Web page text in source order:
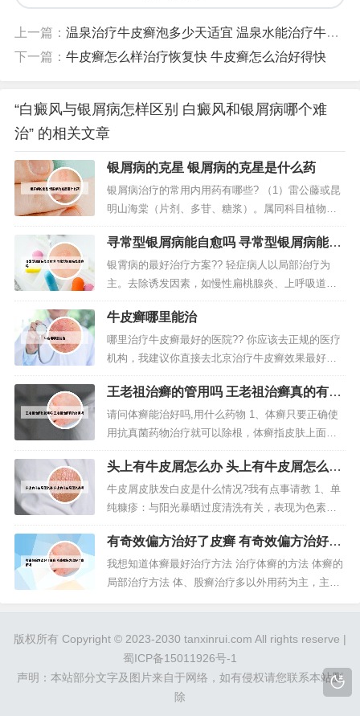
上一篇： 温泉治疗牛皮癣泡多少天适宜 温泉水能治疗牛皮癣吗
下一篇： 牛皮癣怎么样治疗恢复快 牛皮癣怎么治好得快
“白癜风与银屑病怎样区别 白癜风和银屑病哪个难
治” 的相关文章
银屑病的克星 银屑病的克星是什么药
银屑病治疗的常用内用药有哪些? （1）雷公藤或昆
明山海棠（片剂、多苷、糖浆）。属同科目植物，
适用于泛发性地图状、脓疱型、关节型银屑病。
（2）复方青黛胶囊（丸）。甲氨蝶呤是全身治疗银
屑病的标准用药，但治疗量与中毒量很接近，开始
剂量宜小。可以口服、肌内注射、皮下注射或静脉
注射。维A酸类药 单独服用或联合...
寻常型银屑病能自愈吗 寻常型银屑病能自
愈吗
银霄病的最好治疗方案?? 轻症病人以局部治疗为
主。去除诱发因素，如慢性扁桃腺炎、上呼吸道感
染。有明显瘙痒者，可给予抗组胺类药口服。治疗
方法进行期银屑病的治疗，如有扁桃腺炎或上呼吸
道感染，首选青霉素治疗。方法一：外用药。如果
人们在患上银屑病的初期阶段，其发病面积并不是
特大，就可以考虑采用外用药物进行治...
牛皮癣哪里能治
哪里治疗牛皮癣最好的医院?? 你应该去正规的医疗
机构，我建议你直接去北京治疗牛皮癣效果最好的
北京国医堂中医研究院恒康中医医院，找专家咨
询。据我所知治疗牛皮癣比较好的医院就是北京银
康牛皮癣专科医院了，这家医院信用挺好，信誉也
高。想要选择郑州治疗牛皮癣比较好的医院，患者
朋友们还是去 专门看诊 皮肤病 的...
王老祖治癣的管用吗 王老祖治癣真的有用
吗
请问体癣能治好吗,用什么药物 1、体癣只要正确使
用抗真菌药物治疗就可以除根，体癣指皮肤上面有
皮肤癣菌感染所导致的常见皮肤真菌病，使用抗真
菌药物进行治疗，通常效果较好。2、体癣是由于真
菌感染引起的治疗相对比较容易，大多都能彻底治
愈。药物治疗。体癣较轻者，可单独外用药物即
可。常用特比奈芬乳膏外擦；或者盐...
头上有牛皮屑怎么办 头上有牛皮屑怎么办
啊
牛皮屑皮肤发白皮是什么情况?我有点事请教 1、单
纯糠疹：与阳光暴晒过度清洗有关，表现为色素减
退斑，表面伴有糠皮状的脱屑，此时可以局部外用
氧化锌乳膏、布特乳膏等，注意皮肤保湿以及防
晒。2、主要就是看有没有这种银白色的皮屑出现，
如果有的话，那应该就是牛皮癣了，除此之外，牛
有奇效偏方治好了皮癣 有奇效偏方治好了
皮癣吗
我想知道体癣最好治疗方法 治疗体癣的方法 体癣的
局部治疗方法 体、股癣治疗多以外用药为主，主要
病。体癣需要根据轻重程度的不同，来采取外用药
或者口服药治疗，如果说是单纯局部的一块，范围
也比较局限。通常采用外用药物治...
版权所有 Copyright © 2023-2030 tanxinrui.com All rights reserve |
蜀ICP备15011926号-1
声明：本站部分文字及图片来自于网络，如有侵权请您联系本站删
除